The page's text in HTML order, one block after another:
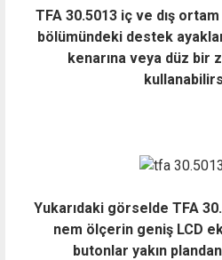
TFA 30.5013 iç ve dış
bölümündeki destek
kenarına veya düz bir
Yukarıdaki görselde TFA
nem ölçerin geniş LCD
butonlar yakın